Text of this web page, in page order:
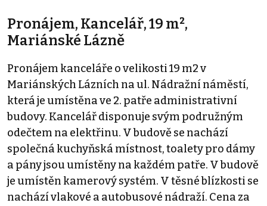
Pronájem, Kancelář, 19 m²,
Mariánské Lázně
Pronájem kanceláře o velikosti 19 m2 v
Mariánských Lázních na ul. Nádražní náměstí,
která je umístěna ve 2. patře administrativní
budovy. Kancelář disponuje svým podružným
odečtem na elektřinu. V budově se nachází
společná kuchyňská místnost, toalety pro dámy
a pány jsou umístěny na každém patře. V budově
je umístěn kamerový systém. V těsné blízkosti se
nachází vlakové a autobusové nádraží. Cena za